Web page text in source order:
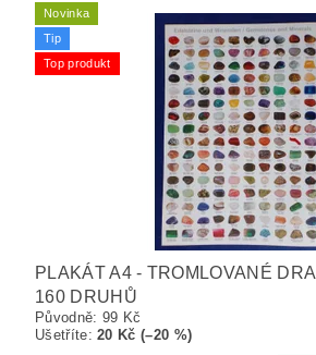
Novinka
Tip
Top produkt
PLAKÁT A4 - TROMLOVANÉ
160 DRUHŮ
Původně: 99 Kč
Ušetříte:20 Kč (–20 %)